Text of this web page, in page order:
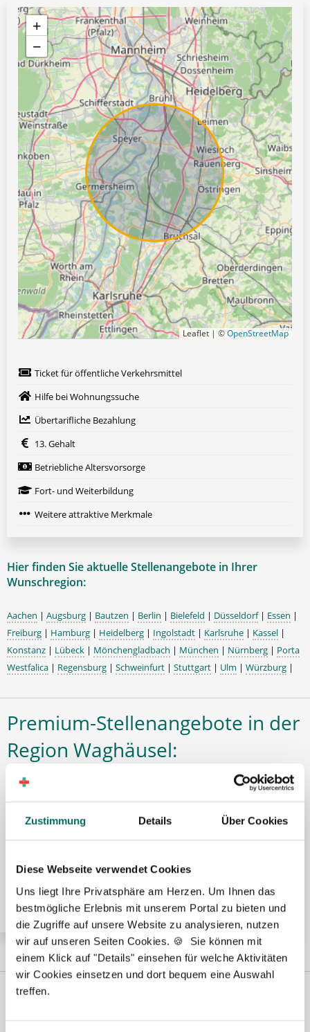
Zustimmung Details Über Cookies
Diese Webseite verwendet Cookies
Uns liegt Ihre Privatsphäre am Herzen. Um Ihnen das
bestmögliche Erlebnis mit unserem Portal zu bieten und
die Zugriffe auf unsere Website zu analysieren, nutzen
wir auf unseren Seiten Cookies. 🍪 Sie können mit
einem Klick auf "Details" einsehen für welche Aktivitäten
wir Cookies einsetzen und dort bequem eine Auswahl
treffen.
+
−
Leaflet | ©OpenStreetMap
Ticket für öffentliche Verkehrsmittel
Hilfe bei Wohnungssuche
Übertarifliche Bezahlung
13. Gehalt
Betriebliche Altersvorsorge
Fort- und Weiterbildung
Weitere attraktive Merkmale
Hier finden Sie aktuelle Stellenangebote in Ihrer
Wunschregion:
Aachen | Augsburg | Bautzen | Berlin | Bielefeld | Düsseldorf| Essen |
Freiburg | Hamburg | Heidelberg | Ingolstadt | Karlsruhe | Kassel |
Konstanz | Lübeck | Mönchengladbach | München | Nürnberg | Porta
Westfalica | Regensburg | Schweinfurt | Stuttgart | Ulm | Würzburg |
Premium-Stellenangebote in der
Region Waghäusel:
🌟 PREMIUM-STELLENANGEBOT 🌟
Pharmazeutisch-technischer Assistent (PTA) (m/w/d)